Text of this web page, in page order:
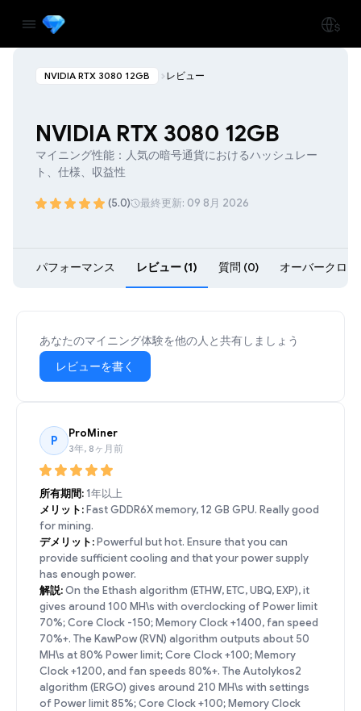
NVIDIA RTX 3080 12GB レビュー
NVIDIA RTX 3080 12GB
マイニング性能：人気の暗号通貨におけるハッシュレー
ト、仕様、収益性
(5.0) 最終更新: 09 8月 2026
パフォーマンス レビュー (1) 質問 (0) オーバークロッ
あなたのマイニング体験を他の人と共有しましょう
レビューを書く
P
ProMiner
3年, 8ヶ月前
所有期間: 1年以上
メリット:Fast GDDR6X memory, 12 GB GPU. Really good
for mining.
デメリット:Powerful but hot. Ensure that you can
provide sufficient cooling and that your power supply
has enough power.
解説:On the Ethash algorithm (ETHW, ETC, UBQ, EXP), it
gives around 100 MH\s with overclocking of Power limit
70%; Core Clock -150; Memory Clock +1400, fan speed
70%+. The KawPow (RVN) algorithm outputs about 50
MH\s at 80% Power limit; Core Clock +100; Memory
Clock +1200, and fan speeds 80%+. The Autolykos2
algorithm (ERGO) gives around 210 MH\s with settings
of Power limit 85%; Core Clock +100; Memory Clock